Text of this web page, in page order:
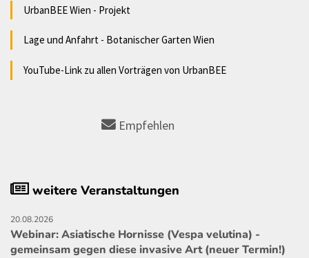
UrbanBEE Wien - Projekt
Lage und Anfahrt - Botanischer Garten Wien
YouTube-Link zu allen Vorträgen von UrbanBEE
Empfehlen
weitere Veranstaltungen
20.08.2026
Webinar: Asiatische Hornisse (Vespa velutina) -
gemeinsam gegen diese invasive Art (neuer Termin!)